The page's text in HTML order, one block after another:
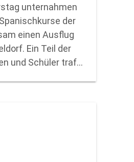
unternahmen
der
einen Ausflug
Ein Teil der
und Schüler traf…